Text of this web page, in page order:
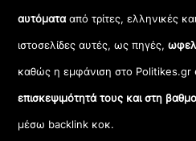
αυτόματααπό τρίτες, ελληνικές
ιστοσελίδες αυτές, ως πηγές,
καθώς η εμφάνιση στο Politikes.gr
επισκεψιμότητά τους και στη
μέσω backlink κοκ.